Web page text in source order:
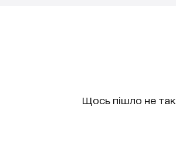
Щось пішло не так...